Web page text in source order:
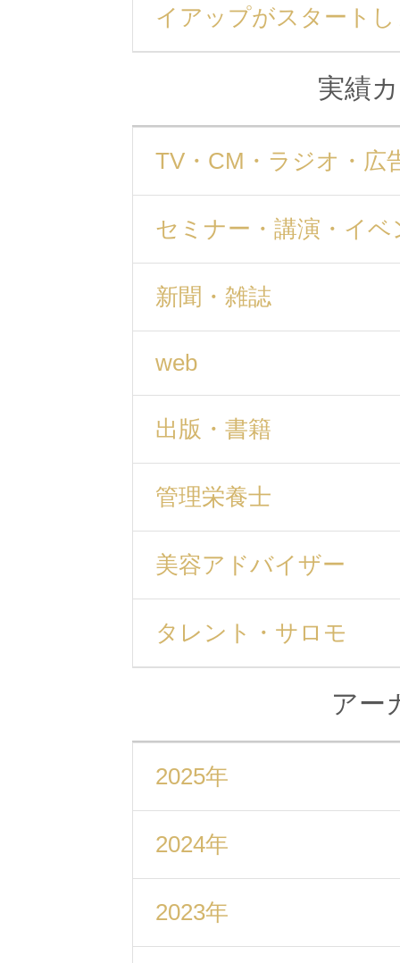
イアップがスタート
実績
TV・CM・ラジオ・広
セミナー・講演・イベ
新聞・雑誌
web
出版・書籍
管理栄養士
美容アドバイザー
タレント・サロモ
アー
2025年
2024年
2023年